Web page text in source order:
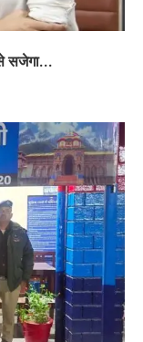
सजेगा...